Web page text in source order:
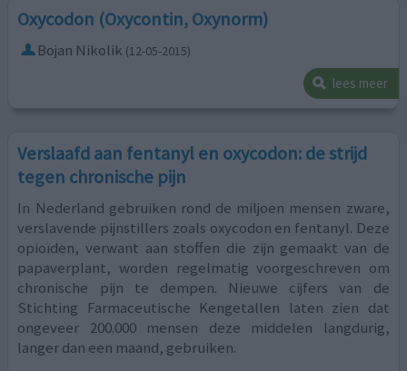
Oxycodon (Oxycontin, Oxynorm)
Bojan Nikolik (12-05-2015)
lees meer
Verslaafd aan fentanyl en oxycodon: de strijd
tegen chronische pijn
In Nederland gebruiken rond de miljoen mensen zware,
verslavende pijnstillers zoals oxycodon en fentanyl. Deze
opioïden, verwant aan stoffen die zijn gemaakt van de
papaverplant, worden regelmatig voorgeschreven om
chronische pijn te dempen. Nieuwe cijfers van de
Stichting Farmaceutische Kengetallen laten zien dat
ongeveer 200.000 mensen deze middelen langdurig,
langer dan een maand, gebruiken.